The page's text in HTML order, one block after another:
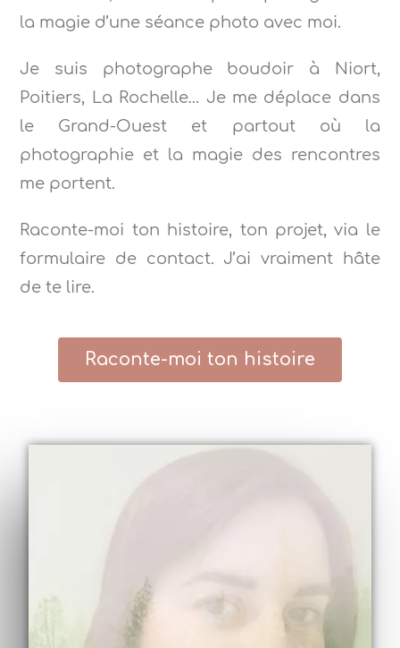
la magie d’une séance photo avec moi.
Je suis photographe boudoir à Niort,
Poitiers, La Rochelle… Je me déplace dans
le Grand-Ouest et partout où la
photographie et la magie des rencontres
me portent.
Raconte-moi ton histoire, ton projet, via le
formulaire de contact. J’ai vraiment hâte
de te lire.
Raconte-moi ton histoire